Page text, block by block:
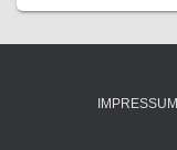
IMPRESSUM